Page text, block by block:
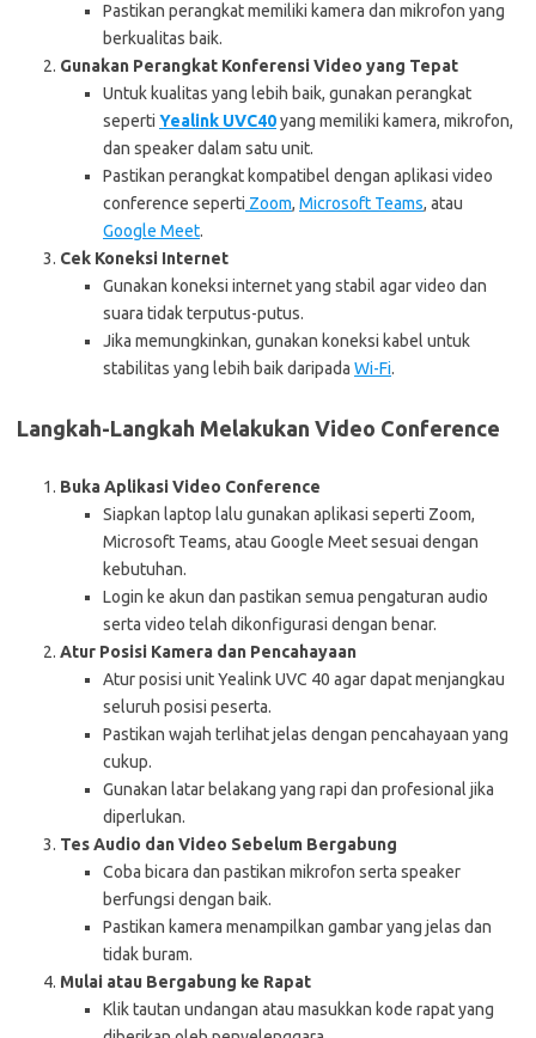
Pastikan perangkat memiliki kamera dan mikrofon yang
berkualitas baik.
Gunakan Perangkat Konferensi Video yang Tepat
Untuk kualitas yang lebih baik, gunakan perangkat
seperti Yealink UVC40yang memiliki kamera, mikrofon,
dan speaker dalam satu unit.
Pastikan perangkat kompatibel dengan aplikasi video
conference seperti Zoom, Microsoft Teams, atau
Google Meet.
Cek Koneksi Internet
Gunakan koneksi internet yang stabil agar video dan
suara tidak terputus-putus.
Jika memungkinkan, gunakan koneksi kabel untuk
stabilitas yang lebih baik daripada Wi-Fi.
Langkah-Langkah Melakukan Video Conference
Buka Aplikasi Video Conference
Siapkan laptop lalu gunakan aplikasi seperti Zoom,
Microsoft Teams, atau Google Meet sesuai dengan
kebutuhan.
Login ke akun dan pastikan semua pengaturan audio
serta video telah dikonfigurasi dengan benar.
Atur Posisi Kamera dan Pencahayaan
Atur posisi unit Yealink UVC 40 agar dapat menjangkau
seluruh posisi peserta.
Pastikan wajah terlihat jelas dengan pencahayaan yang
cukup.
Gunakan latar belakang yang rapi dan profesional jika
diperlukan.
Tes Audio dan Video Sebelum Bergabung
Coba bicara dan pastikan mikrofon serta speaker
berfungsi dengan baik.
Pastikan kamera menampilkan gambar yang jelas dan
tidak buram.
Mulai atau Bergabung ke Rapat
Klik tautan undangan atau masukkan kode rapat yang